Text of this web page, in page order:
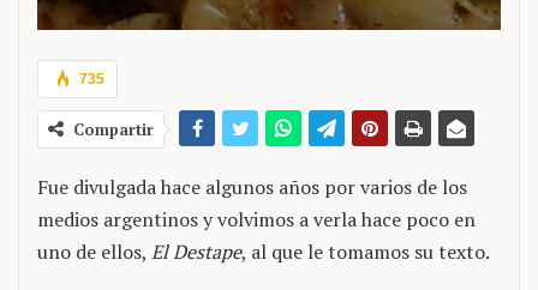
735
Compartir
Fue divulgada hace algunos años por varios de los
medios argentinos y volvimos a verla hace poco en
uno de ellos, El Destape, al que le tomamos su texto.